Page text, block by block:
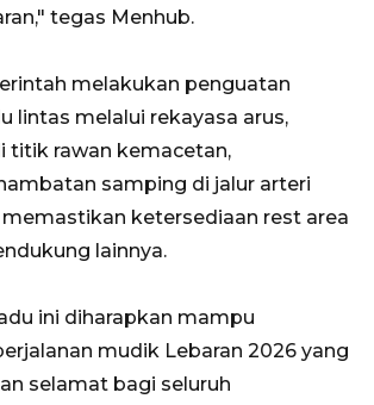
tegas Menhub.
melakukan penguatan
lintas melalui rekayasa arus,
titik rawan kemacetan,
samping di jalur arteri
memastikan ketersediaan rest area
lainnya.
ini diharapkan mampu
mudik Lebaran 2026 yang
selamat bagi seluruh